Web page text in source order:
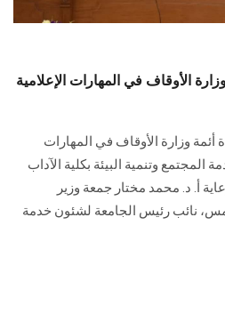
الخريجين
الزائـرون
وزارة الأوقاف في المهارات الإعلامية
أئمة وزارة الأوقاف في المهارات
المجتمع وتنمية البيئة بكلية الآداب
أ. د. محمد مختار جمعة وزير
نائب رئيس الجامعة لشئون خدمة